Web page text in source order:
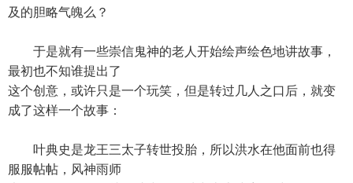
及的胆略气魄么？
于是就有一些崇信鬼神的老人开始绘声绘色地讲故事，
最初也不知谁提出了
这个创意，或许只是一个玩笑，但是转过几人之口后，就变
成了这样一个故事：
叶典史是龙王三太子转世投胎，所以洪水在他面前也得
服服帖帖，风神雨师